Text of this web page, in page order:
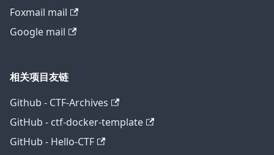
Foxmail mail
Google mail
相关项目友链
Github - CTF-Archives
GitHub - ctf-docker-template
GitHub - Hello-CTF